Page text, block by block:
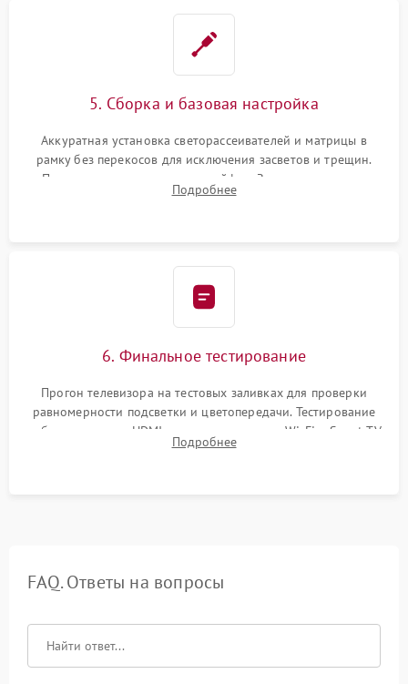
5. Сборка и базовая настройка
Аккуратная установка светорассеивателей и матрицы в
рамку без перекосов для исключения засветов и трещин.
Подключение внутренних шлейфов. Закрытие корпуса.
Сброс настроек и обновление программного обеспечения.
Подробнее
6. Финальное тестирование
Прогон телевизора на тестовых заливках для проверки
равномерности подсветки и цветопередачи. Тестирование
работы разъемов HDMI, динамиков, модуля Wi-Fi и Smart TV
в рабочем режиме в течение нескольких часов.
Подробнее
FAQ. Ответы на вопросы